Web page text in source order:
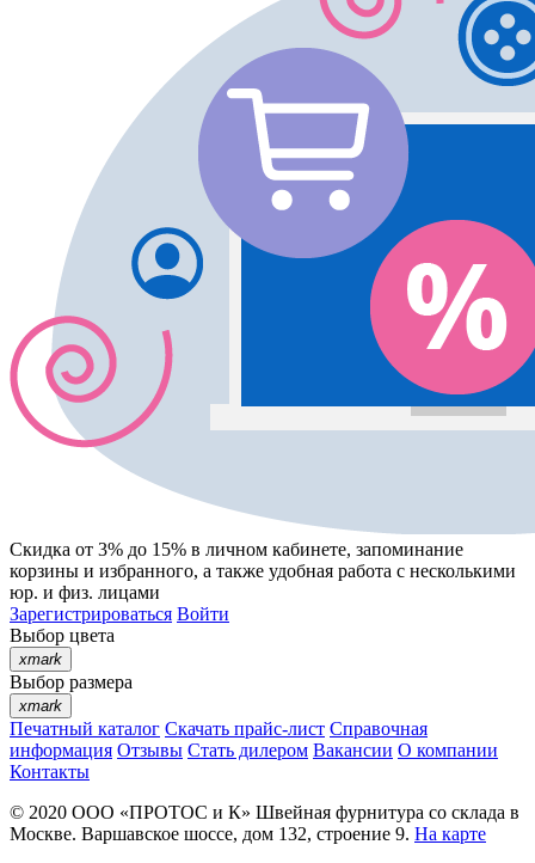
Скидка от 3% до 15% в личном кабинете, запоминание
корзины и избранного, а также удобная работа с несколькими
юр. и физ. лицами
Зарегистрироваться Войти
Выбор цвета
xmark
Выбор размера
xmark
Печатный каталог Скачать прайс-лист Справочная
информация Отзывы Стать дилером Вакансии О компании
Контакты
© 2020 ООО «ПРОТОС и К» Швейная фурнитура со склада в
Москве. Варшавское шоссе, дом 132, строение 9. На карте